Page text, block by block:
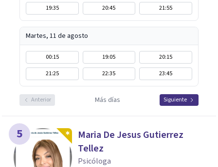
19:35
20:45 21:55
Martes, 11 de agosto
00:15 19:05
20:15
21:25
22:35 23:45
Anterior Más días Siguiente
5
Maria De Jesus Gutierrez
Tellez
Psicóloga